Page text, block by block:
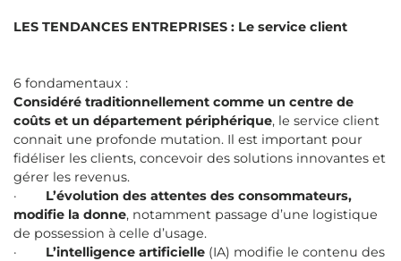
LES TENDANCES ENTREPRISES : Le service client
6 fondamentaux :
Considéré traditionnellement comme un centre de
coûts et un département périphérique, le service client
connait une profonde mutation. Il est important pour
fidéliser les clients, concevoir des solutions innovantes et
gérer les revenus.
· L’évolution des attentes des consommateurs,
modifie la donne, notamment passage d’une logistique
de possession à celle d’usage.
· L’intelligence artificielle (IA) modifie le contenu des